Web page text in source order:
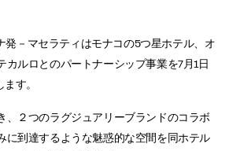
発－マセラティはモナコの5つ星ホテル、オ
カルロとのパートナーシップ事業を7月1日
す。
、２つのラグジュアリーブランドのコラボ
に到達するような魅惑的な空間を同ホテル